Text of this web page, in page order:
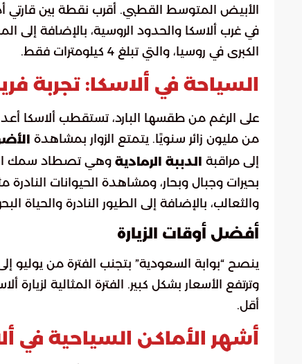
في غرب ألاسكا والحدود الروسية، بالإضافة إلى
الكبرى في روسيا، والتي تبلغ 4 كيلومترات فقط.
السياحة في ألاسكا: تجربة
على الرغم من طقسها البارد، تستقطب ألاسكا
من مليون زائر سنويًا. يتمتع الزوار بمشاهدة
إلى مراقبة
الدببة الرمادية وهي تصطاد سمك
بحيرات وجبال وبحار، ومشاهدة الحيوانات النادرة
والثعالب، بالإضافة إلى الطيور النادرة والحياة
أفضل أوقات الزيارة
ينصح “بوابة السعودية” بتجنب الفترة من
وترتفع الأسعار بشكل كبير. الفترة المثالية
أقل.
أشهر الأماكن السياحية في